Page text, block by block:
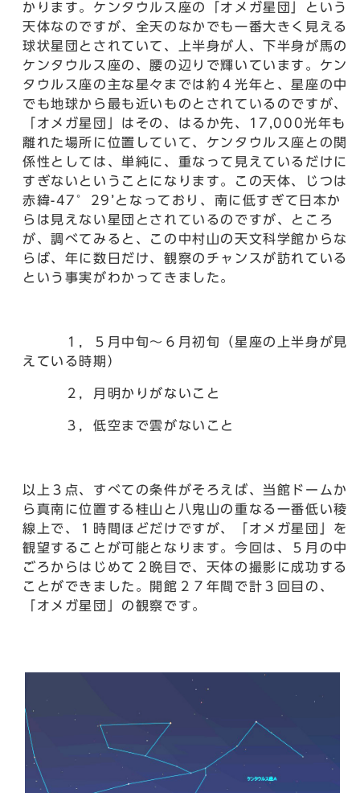
かります。ケンタウルス座の「オメガ星団」という
天体なのですが、全天のなかでも一番大きく見える
球状星団とされていて、上半身が人、下半身が馬の
ケンタウルス座の、腰の辺りで輝いています。ケン
タウルス座の主な星々までは約４光年と、星座の中
でも地球から最も近いものとされているのですが、
「オメガ星団」はその、はるか先、17,000光年も
離れた場所に位置していて、ケンタウルス座との関
係性としては、単純に、重なって見えているだけに
すぎないということになります。この天体、じつは
赤緯-47°29’となっており、南に低すぎて日本か
らは見えない星団とされているのですが、ところ
が、調べてみると、この中村山の天文科学館からな
らば、年に数日だけ、観察のチャンスが訪れている
という事実がわかってきました。
１，５月中旬～６月初旬（星座の上半身が見
えている時期）
２，月明かりがないこと
３，低空まで雲がないこと
以上３点、すべての条件がそろえば、当館ドームか
ら真南に位置する桂山と八鬼山の重なる一番低い稜
線上で、１時間ほどだけですが、「オメガ星団」を
観望することが可能となります。今回は、５月の中
ごろからはじめて２晩目で、天体の撮影に成功する
ことができました。開館２７年間で計３回目の、
「オメガ星団」の観察です。